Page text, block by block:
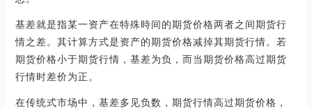
基差就是指某一资产在特殊時间的期货价格两者之间期货行
情之差。其计算方式是资产的期货价格减掉其期货行情。若
期货价格小于期货行情，基差为负，而当期货价格高过期货
行情时差价为正。
在传统式市场中，基差多见负数，期货行情高过期货价格，